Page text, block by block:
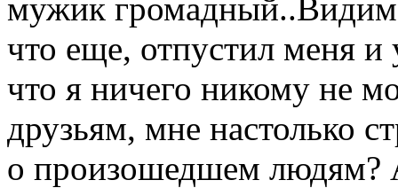
мужик
что еще, отпустил меня
что я ничего никому не
друзьям, мне настолько
о произошедшем людям?